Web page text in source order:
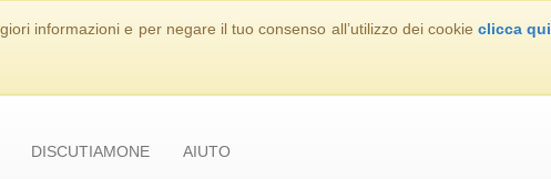
informazioni e per negare il tuo consenso all’utilizzo dei cookieclicca qui
DISCUTIAMONE AIUTO